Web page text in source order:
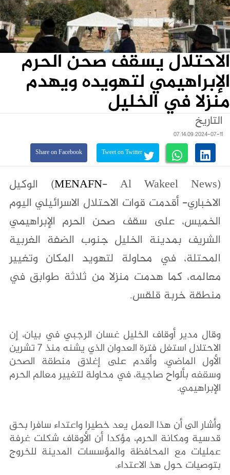
الاحتلال يسقف صحن الحرم
الإبراهيمي لتهويده ويهدم
منزلا في الخليل
التاريخ
2024-07-11 07:14:09
Share on Facebook
(
MENAFN- Al Wakeel News) الوكيل
الاخباري- أقدمت قوات الاحتلال الاسرائيلي اليوم
الخميس، على سقف صحن الحرم الإبراهيمي
الشريف بمدينة الخليل جنوب الضفة الغربية
المحتلة، في محاولة لتهويد المكان وتغيير
معالمه، كما هدمت منزلا من ثلاثة طوابق في
منطقة خربة قلقس.
وقال مدير أوقاف الخليل غسان الرجبي في بيان، إن
الاحتلال استغل فترة العدوان الذي يشنه منذ 7 تشرين
الأول الماضي، وأقدم على إغلاق منطقة الصحن
وسقفه بألواح صاجية، في محاولة لتغيير معالم الحرم
الإبراهيمي.
وأشار الى أن هذا العمل يعد خطيرا واعتداء سافرا بحق
قدسية ومكانة الحرم، مؤكدا أن الأوقاف شكلت غرفة
عمليات مع المحافظة والمؤسسات المدينة للخروج
بتوصيات حول هذ الاعتداء.